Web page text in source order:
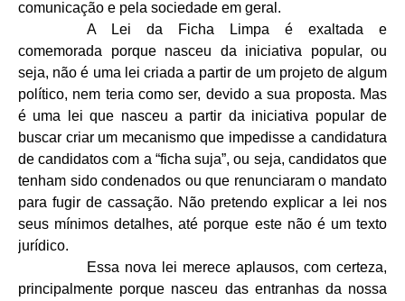
comunicação e pela sociedade em geral.
A Lei da Ficha Limpa é exaltada e
comemorada porque nasceu da iniciativa popular, ou
seja, não é uma lei criada a partir de um projeto de algum
político, nem teria como ser, devido a sua proposta. Mas
é uma lei que nasceu a partir da iniciativa popular de
buscar criar um mecanismo que impedisse a candidatura
de candidatos com a “ficha suja”, ou seja, candidatos que
tenham sido condenados ou que renunciaram o mandato
para fugir de cassação. Não pretendo explicar a lei nos
seus mínimos detalhes, até porque este não é um texto
jurídico.
Essa nova lei merece aplausos, com certeza,
principalmente porque nasceu das entranhas da nossa